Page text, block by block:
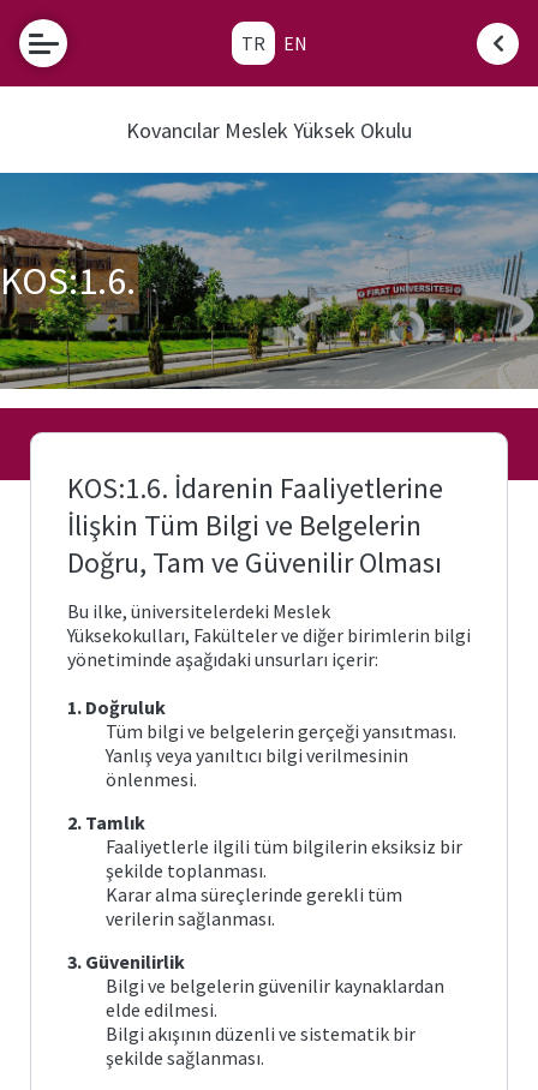
TR EN
Öğrenci
İşleri
Otomasyonu
Transkript
Belgesi
Kartlı
Sistemi
Yükleme)
Elemanı
Saatleri
Danışman
Listeleri
Akademik
Takvim
Evi
Etkinlikler
Bologna
Form ve
Belgeler
Kovancılar Meslek Yüksek Okulu
KOS:1.6.
KOS:1.6. İdarenin Faaliyetlerine
İlişkin Tüm Bilgi ve Belgelerin
Doğru, Tam ve Güvenilir Olması
Bu ilke, üniversitelerdeki Meslek
Yüksekokulları, Fakülteler ve diğer birimlerin bilgi
yönetiminde aşağıdaki unsurları içerir:
1. Doğruluk
Tüm bilgi ve belgelerin gerçeği yansıtması.
Yanlış veya yanıltıcı bilgi verilmesinin
önlenmesi.
2. Tamlık
Faaliyetlerle ilgili tüm bilgilerin eksiksiz bir
şekilde toplanması.
Karar alma süreçlerinde gerekli tüm
verilerin sağlanması.
3. Güvenilirlik
Bilgi ve belgelerin güvenilir kaynaklardan
elde edilmesi.
Bilgi akışının düzenli ve sistematik bir
şekilde sağlanması.